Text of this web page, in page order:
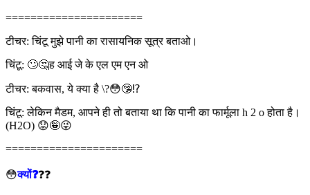
======================
टीचर: चिंटू मुझे पानी का रासायनिक सूत्र बताओ।
चिंटू: 🙄🤔ह आई जे के एल एम एन ओ
टीचर: बकवास, ये क्या है \?😳🤥⁉️
चिंटू: लेकिन मैडम, आपने ही तो बताया था कि पानी का फार्मूला h 2 o होता है।
(H2O) 😟🤪😜
======================
😳क्यों❓❓❓